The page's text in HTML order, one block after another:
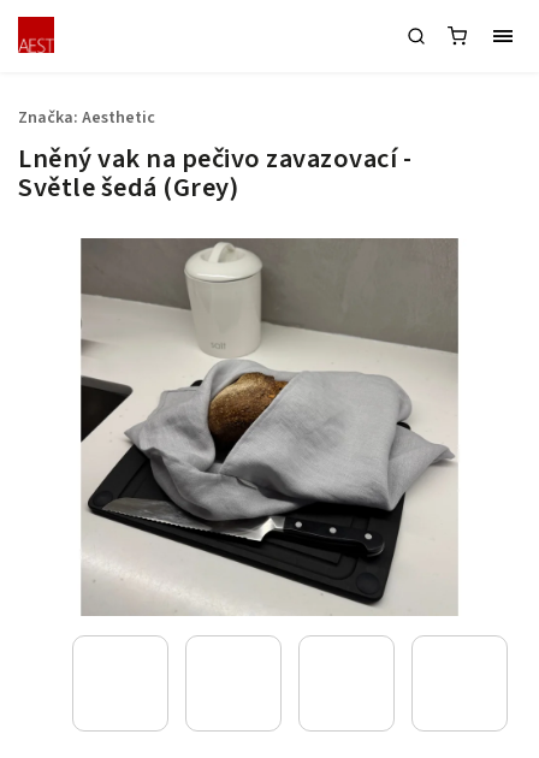
Lněný vak na pečivo zavazovací -
Světle šedá (Grey)
Značka: Aesthetic